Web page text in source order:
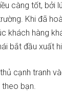
càng tốt, bởi
Khi đã
khách hàng
bắt đầu xuất
cạnh tranh
theo bạn.